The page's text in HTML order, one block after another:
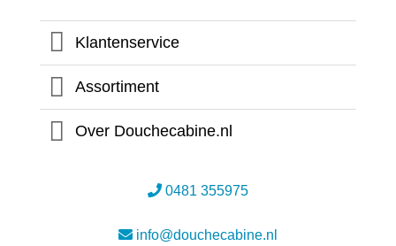
Klantenservice
Assortiment
Over Douchecabine.nl
0481 355975
info@douchecabine.nl